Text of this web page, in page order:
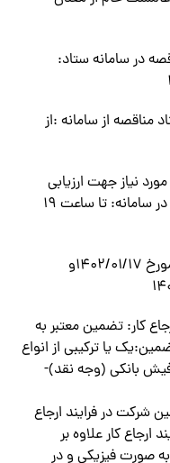
در سامانه ستاد:
مناقصه از سامانه :از
نياز جهت ارزيابي
كيفي و ارائه پیشنهادات به صورت pdf در سامانه: تا ساعت 19
زمان بازگشایی پاکت ها : ارزيابي كيفي مورخ ۱۴۰۲/۰۱/۱۷و
کار: تضمين معتبر به
(نوع تضمين:يك يا تركيبي از انواع
فیش بانکی (وجه نقد)-
شركت در فرايند ارجاع
كار علاوه بر
به صورت فيزيكي و در